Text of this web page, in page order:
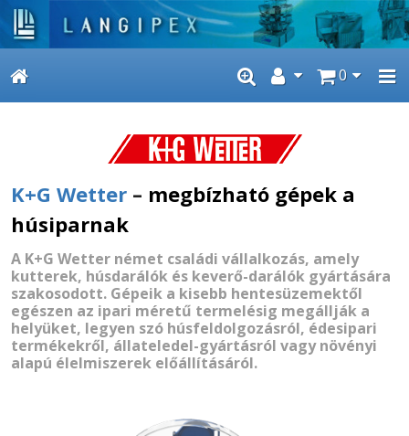
0
K+G Wetter – megbízható gépek a
húsiparnak
A K+G Wetter német családi vállalkozás, amely
kutterek, húsdarálók és keverő-darálók gyártására
szakosodott. Gépeik a kisebb hentesüzemektől
egészen az ipari méretű termelésig megállják a
helyüket, legyen szó húsfeldolgozásról, édesipari
termékekről, állateledel-gyártásról vagy növényi
alapú élelmiszerek előállításáról.